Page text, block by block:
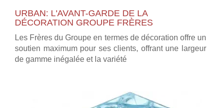
URBAN: L'AVANT-GARDE DE LA
DÉCORATION GROUPE FRÈRES
Les Frères du Groupe en termes de décoration offre un
soutien maximum pour ses clients, offrant une largeur
de gamme inégalée et la variété